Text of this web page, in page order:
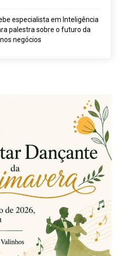
especialista em Inteligência
palestra sobre o futuro da
negócios